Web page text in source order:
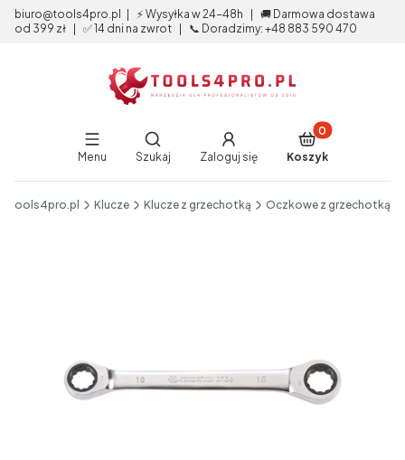
biuro@tools4pro.pl | ⚡ Wysyłka w 24-48h | 🚚 Darmowa dostawa
od 399 zł | ✅ 14 dni na zwrot | 📞 Doradzimy: +48 883 590 470
Menu
Otwórz wyszukiwarkę
Szukaj Zaloguj się
Produkty w
Koszyk
tools4pro.pl Klucze Klucze z grzechotką Oczkowe z grzechotką